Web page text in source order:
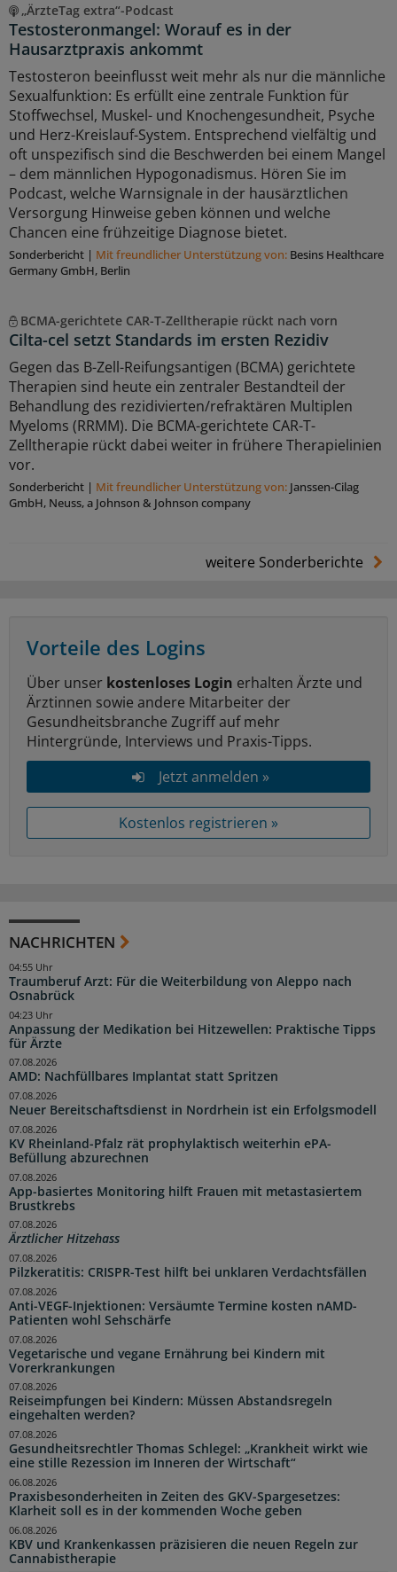
„ÄrzteTag extra“-Podcast
Testosteronmangel: Worauf es in der
Hausarztpraxis ankommt
Testosteron beeinflusst weit mehr als nur die männliche
Sexualfunktion: Es erfüllt eine zentrale Funktion für
Stoffwechsel, Muskel- und Knochengesundheit, Psyche
und Herz-Kreislauf-System. Entsprechend vielfältig und
oft unspezifisch sind die Beschwerden bei einem Mangel
– dem männlichen Hypogonadismus. Hören Sie im
Podcast, welche Warnsignale in der hausärztlichen
Versorgung Hinweise geben können und welche
Chancen eine frühzeitige Diagnose bietet.
Sonderbericht | Mit freundlicher Unterstützung von: Besins Healthcare
Germany GmbH, Berlin
BCMA-gerichtete CAR-T-Zelltherapie rückt nach vorn
Cilta-cel setzt Standards im ersten Rezidiv
Gegen das B-Zell-Reifungsantigen (BCMA) gerichtete
Therapien sind heute ein zentraler Bestandteil der
Behandlung des rezidivierten/refraktären Multiplen
Myeloms (RRMM). Die BCMA-gerichtete CAR-T-
Zelltherapie rückt dabei weiter in frühere Therapielinien
vor.
Sonderbericht | Mit freundlicher Unterstützung von: Janssen-Cilag
GmbH, Neuss, a Johnson & Johnson company
weitere Sonderberichte
Vorteile des Logins
Über unser kostenloses Login erhalten Ärzte und
Ärztinnen sowie andere Mitarbeiter der
Gesundheitsbranche Zugriff auf mehr
Hintergründe, Interviews und Praxis-Tipps.
Jetzt anmelden »
Kostenlos registrieren »
NACHRICHTEN
Traumberuf Arzt: Für die Weiterbildung von Aleppo nach
Osnabrück
04:55 Uhr
Anpassung der Medikation bei Hitzewellen: Praktische Tipps
für Ärzte
04:23 Uhr
AMD: Nachfüllbares Implantat statt Spritzen
07.08.2026
Neuer Bereitschaftsdienst in Nordrhein ist ein Erfolgsmodell
07.08.2026
KV Rheinland-Pfalz rät prophylaktisch weiterhin ePA-
Befüllung abzurechnen
07.08.2026
App-basiertes Monitoring hilft Frauen mit metastasiertem
Brustkrebs
07.08.2026
Ärztlicher Hitzehass
07.08.2026
Pilzkeratitis: CRISPR-Test hilft bei unklaren Verdachtsfällen
07.08.2026
Anti-VEGF-Injektionen: Versäumte Termine kosten nAMD-
Patienten wohl Sehschärfe
07.08.2026
Vegetarische und vegane Ernährung bei Kindern mit
Vorerkrankungen
07.08.2026
Reiseimpfungen bei Kindern: Müssen Abstandsregeln
eingehalten werden?
07.08.2026
Gesundheitsrechtler Thomas Schlegel: „Krankheit wirkt wie
eine stille Rezession im Inneren der Wirtschaft“
07.08.2026
Praxisbesonderheiten in Zeiten des GKV-Spargesetzes:
Klarheit soll es in der kommenden Woche geben
06.08.2026
KBV und Krankenkassen präzisieren die neuen Regeln zur
Cannabistherapie
06.08.2026